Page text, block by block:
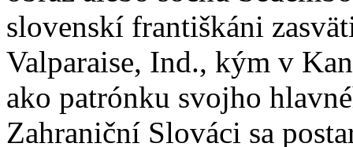
slovenskí františkáni
Valparaise, Ind., kým v
ako patrónku svojho
Zahraniční Slováci sa